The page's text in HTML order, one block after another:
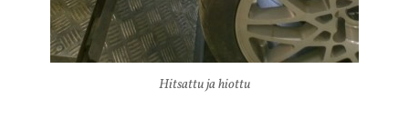
Hitsattu ja hiottu